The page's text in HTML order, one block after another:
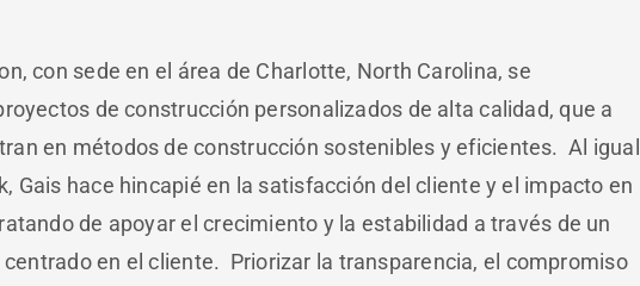
con sede en el área de Charlotte, North Carolina, se
de construcción personalizados de alta calidad, que a
en métodos de construcción sostenibles y eficientes. Al igual
Gais hace hincapié en la satisfacción del cliente y el impacto en
de apoyar el crecimiento y la estabilidad a través de un
en el cliente. Priorizar la transparencia, el compromiso